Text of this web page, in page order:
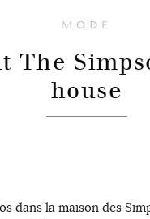
MODE
The
house
dans la maison des